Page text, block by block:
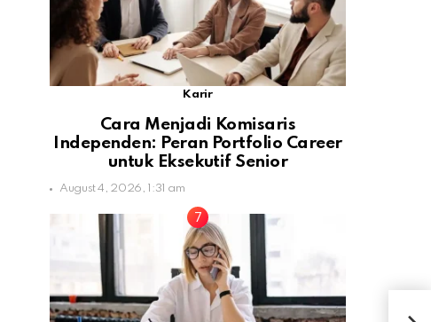
Karir
Cara Menjadi Komisaris
Independen: Peran Portfolio Career
untuk Eksekutif Senior
August 4, 2026, 1:31 am